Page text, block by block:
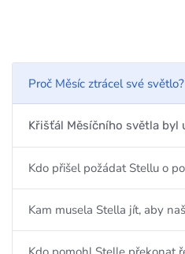
Proč Měsíc ztrácel své světlo?
Křišťál Měsíčního světla byl
Kdo přišel požádat Stellu o
Kam musela Stella jít, aby